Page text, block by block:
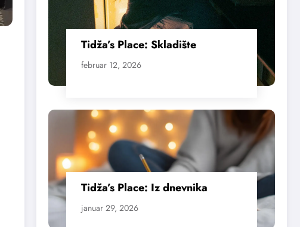
Tidža’s Place: Skladište
februar 12, 2026
Tidža’s Place: Iz dnevnika
januar 29, 2026